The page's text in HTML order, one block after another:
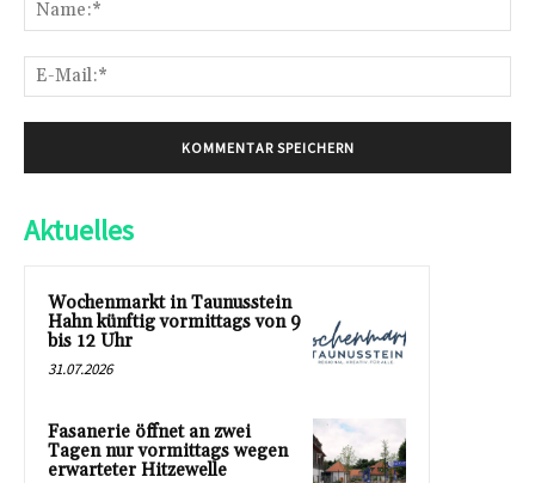
Aktuelles
Wochenmarkt in Taunusstein
Hahn künftig vormittags von 9
bis 12 Uhr
31.07.2026
Fasanerie öffnet an zwei
Tagen nur vormittags wegen
erwarteter Hitzewelle